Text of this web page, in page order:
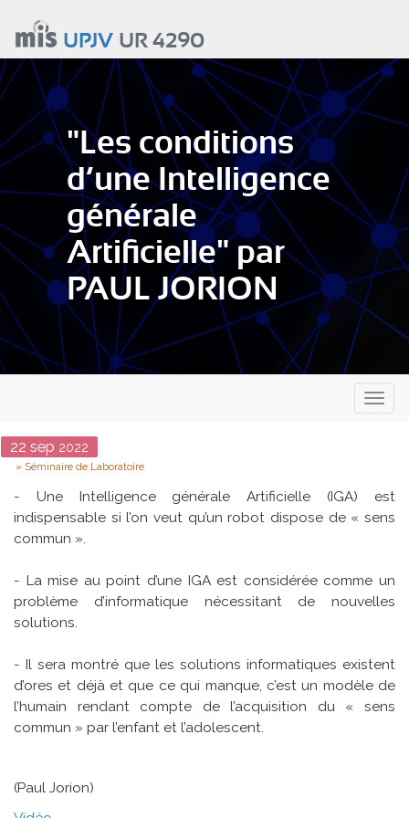
contenu
principal
UPJVUR 4290
"Les conditions
d’une Intelligence
générale
Artificielle" par
PAUL JORION
Date
22 sep 2022
Type
Séminaire de Laboratoire
- Une Intelligence générale Artificielle (IGA) est
indispensable si l’on veut qu’un robot dispose de « sens
commun ».
- La mise au point d’une IGA est considérée comme un
problème d’informatique nécessitant de nouvelles
solutions.
- Il sera montré que les solutions informatiques existent
d’ores et déjà et que ce qui manque, c’est un modèle de
l’humain rendant compte de l’acquisition du « sens
commun » par l’enfant et l’adolescent.
(Paul Jorion)